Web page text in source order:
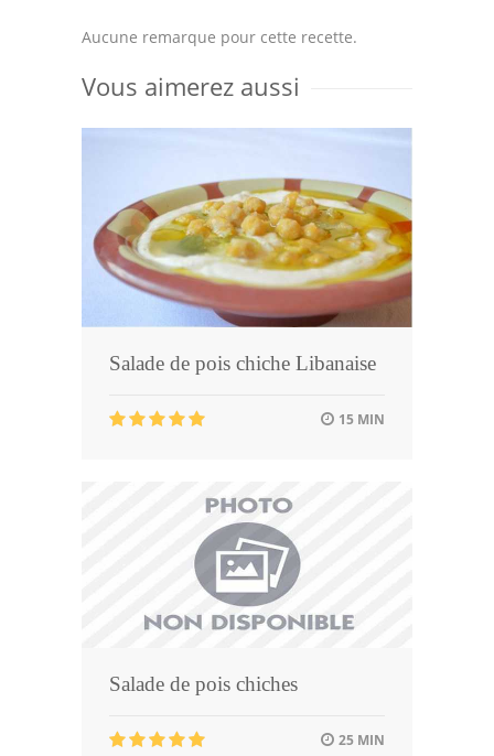
Aucune remarque pour cette recette.
Vous aimerez aussi
Salade de pois chiche Libanaise
15 MIN
Salade de pois chiches
25 MIN